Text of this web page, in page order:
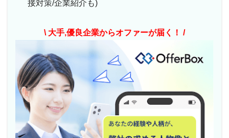
接対策/企業紹介も)
\ 大手,優良企業からオファーが届く！ /